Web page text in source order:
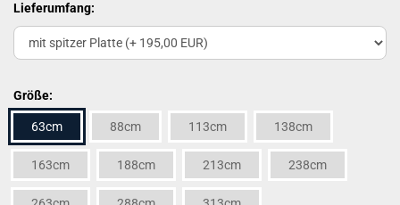
Lieferumfang:
Größe:
63cm 88cm 113cm 138cm
163cm 188cm 213cm 238cm